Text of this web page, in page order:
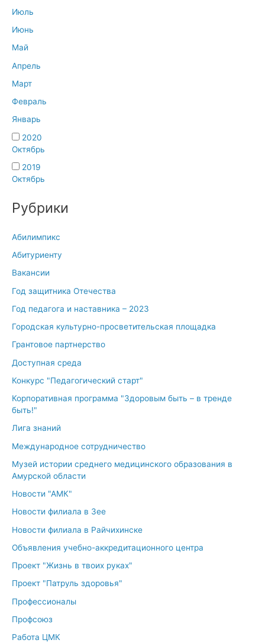
Июль
Июнь
Май
Апрель
Март
Февраль
Январь
2020
Октябрь
2019
Октябрь
Рубрики
Абилимпикс
Абитуриенту
Вакансии
Год защитника Отечества
Год педагога и наставника – 2023
Городская культурно-просветительская площадка
Грантовое партнерство
Доступная среда
Конкурс "Педагогический старт"
Корпоративная программа "Здоровым быть – в тренде
быть!"
Лига знаний
Международное сотрудничество
Музей истории среднего медицинского образования в
Амурской области
Новости "АМК"
Новости филиала в Зее
Новости филиала в Райчихинске
Объявления учебно-аккредитационного центра
Проект "Жизнь в твоих руках"
Проект "Патруль здоровья"
Профессионалы
Профсоюз
Работа ЦМК